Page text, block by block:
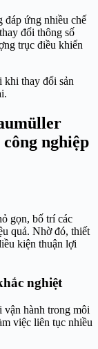
đáp ứng nhiều chế
đổi thông số
trục điều khiển
khi thay đổi sản
nghiệp
gọn, bố trí các
quả. Nhờ đó, thiết
kiện thuận lợi
nghiệt
vận hành trong môi
việc liên tục nhiều